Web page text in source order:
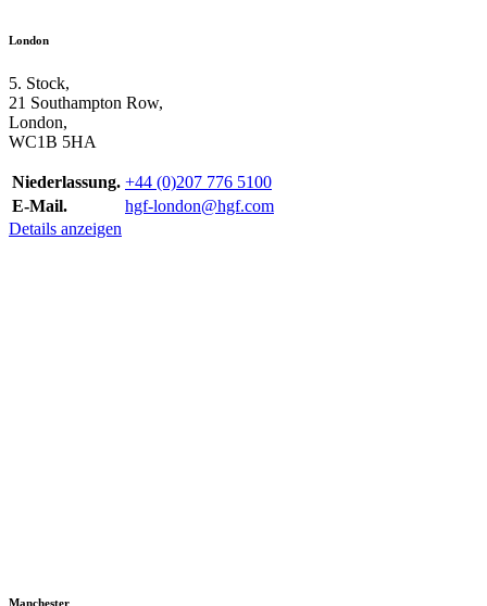
London
5. Stock,
21 Southampton Row,
London,
WC1B 5HA
Niederlassung. +44 (0)207 776 5100
E-Mail.
hgf-london@hgf.com
Details anzeigen
Manchester